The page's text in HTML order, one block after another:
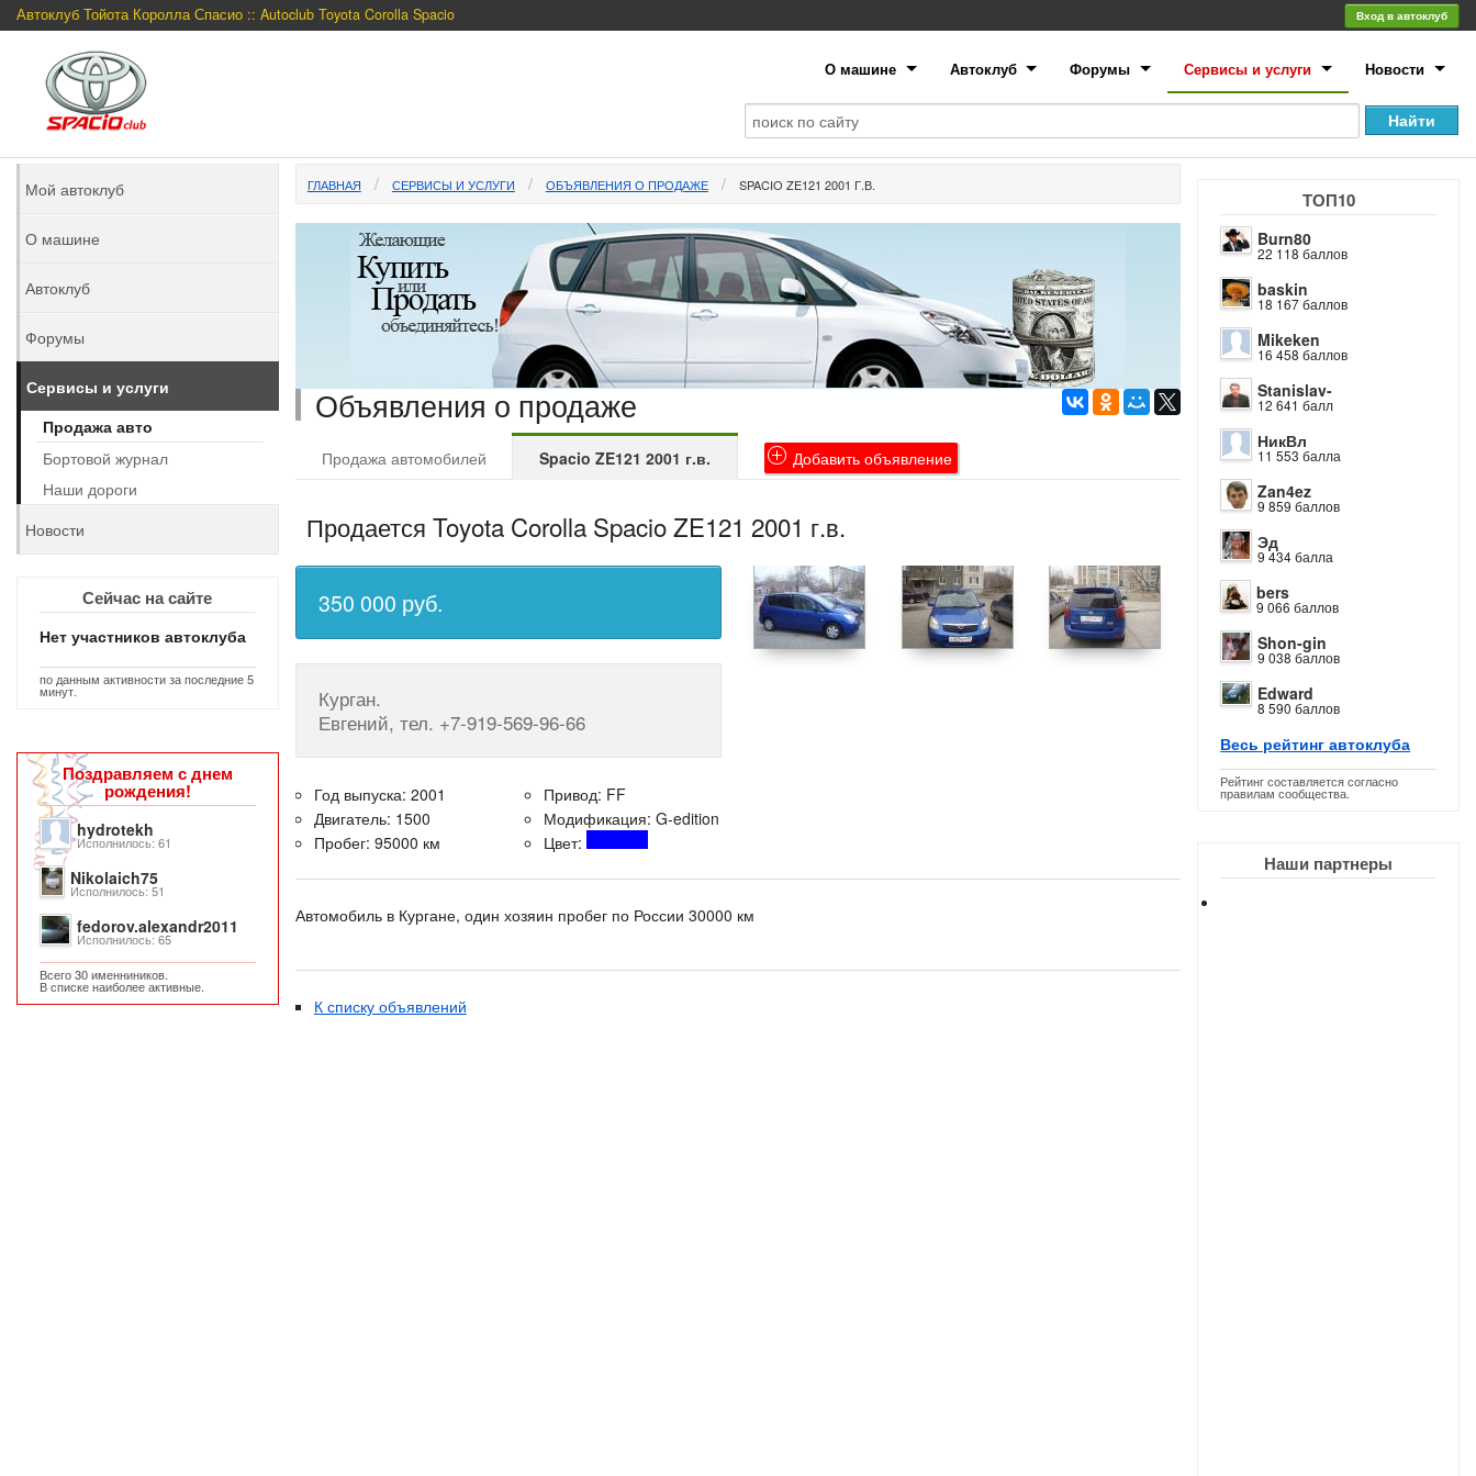
Автоклуб Тойота Королла Спасио :: Autoclub Toyota Corolla Spacio Вход в автоклуб
О машине Автоклуб Форумы Сервисы и услуги Новости
ТОП10
Burn80
22 118 баллов
baskin
18 167 баллов
Mikeken
16 458 баллов
Stanislav-
12 641 балл
НикВл
11 553 балла
Zan4ez
9 859 баллов
Эд
9 434 балла
bers
9 066 баллов
Shon-gin
9 038 баллов
Edward
8 590 баллов
Весь рейтинг автоклуба
Рейтинг составляется согласно
правилам сообщества.
Наши партнеры
ГЛАВНАЯ СЕРВИСЫ И УСЛУГИ ОБЪЯВЛЕНИЯ О ПРОДАЖЕ SPACIO ZE121 2001 Г.В.
Объявления о продаже
Продажа автомобилей Spacio ZE121 2001 г.в. Добавить объявление
Продается Toyota Corolla Spacio ZE121 2001 г.в.
350 000 руб.
Курган.
Евгений, тел. +7-919-569-96-66
Год выпуска: 2001
Двигатель: 1500
Пробег: 95000 км
Привод: FF
Модификация: G-edition
Цвет:
Автомобиль в Кургане, один хозяин пробег по России 30000 км
К списку объявлений
Мой автоклуб
О машине
Автоклуб
Форумы
Сервисы и услуги
Продажа авто
Бортовой журнал
Наши дороги
Новости
Сейчас на сайте
Нет участников автоклуба
по данным активности за последние 5
минут.
Поздравляем с днем
рождения!
hydrotekh
Исполнилось: 61
Nikolaich75
Исполнилось: 51
fedorov.alexandr2011
Исполнилось: 65
Всего 30 именниников.
В списке наиболее активные.